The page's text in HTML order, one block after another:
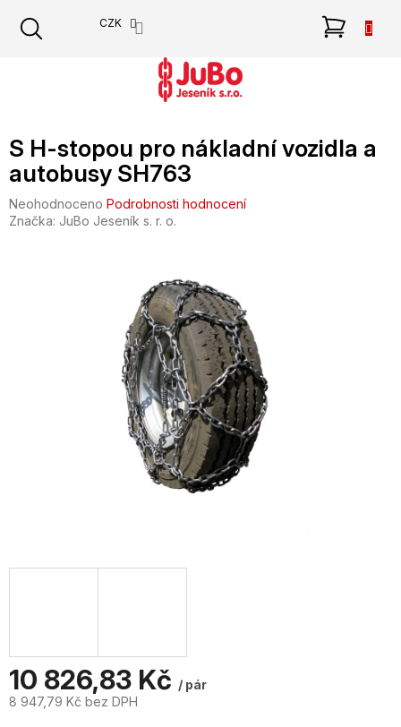
obsah
CZK
S H-stopou pro nákladní vozidla a
autobusy SH763
Průměrné
hodnocení
Neohodnoceno Podrobnosti hodnocení
Značka: JuBo Jeseník s. r. o.
10 826,83 Kč / pár
8 947,79 Kč bez DPH